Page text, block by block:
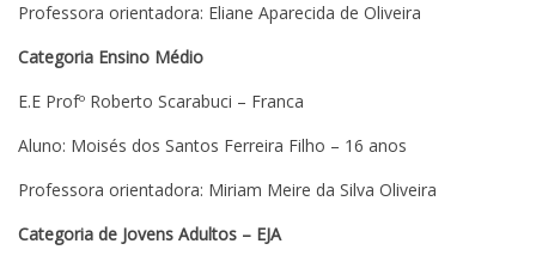
Professora orientadora: Eliane Aparecida de Oliveira
Categoria Ensino Médio
E.E Profº Roberto Scarabuci – Franca
Aluno: Moisés dos Santos Ferreira Filho – 16 anos
Professora orientadora: Miriam Meire da Silva Oliveira
Categoria de Jovens Adultos – EJA